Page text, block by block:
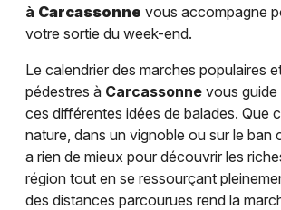
à Carcassonne vous accompagne
votre sortie du week-end.
Le calendrier des marches populaires
pédestres à Carcassonne vous guide
ces différentes idées de balades. Que
nature, dans un vignoble ou sur le ban
a rien de mieux pour découvrir les
région tout en se ressourçant
des distances parcourues rend la